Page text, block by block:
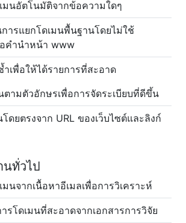
มนอัตโนมัติจากข้อความใดๆ
การแยกโดเมนพื้นฐานโดยไม่ใช้
คำนำหน้า www
ำเพื่อให้ได้รายการที่สะอาด
นตามตัวอักษรเพื่อการจัดระเบียบที่ดีขึ้น
ดยตรงจาก URL ของเว็บไซต์และลิงก์
นทั่วไป
นจากเนื้อหาอีเมลเพื่อการวิเคราะห์
รโดเมนที่สะอาดจากเอกสารการวิจัย